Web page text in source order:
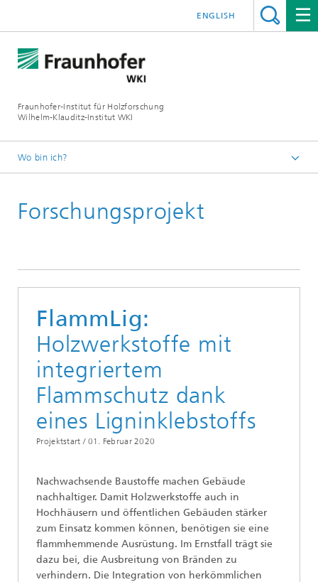
Fraunhofer-Institut für Holzforschung
Wilhelm-Klauditz-Institut WKI
ENGLISH
Wo bin ich?
Referenzprojekte
Forschungsprojekt
FlammLig:
Holzwerkstoffe mit
integriertem
Flammschutz dank
eines Ligninklebstoffs
Projektstart / 01. Februar 2020
Nachwachsende Baustoffe machen Gebäude
nachhaltiger. Damit Holzwerkstoffe auch in
Hochhäusern und öffentlichen Gebäuden stärker
zum Einsatz kommen können, benötigen sie eine
flammhemmende Ausrüstung. Im Ernstfall trägt sie
dazu bei, die Ausbreitung von Bränden zu
verhindern. Die Integration von herkömmlichen